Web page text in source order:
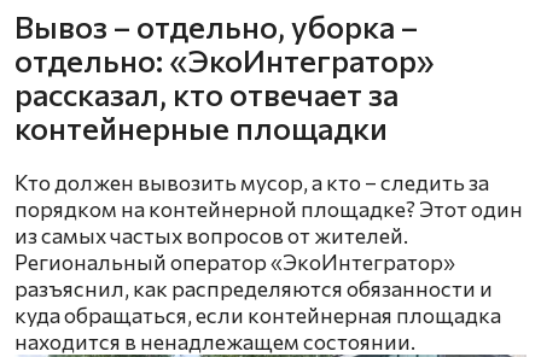
Вывоз – отдельно, уборка –
отдельно: «ЭкоИнтегратор»
рассказал, кто отвечает за
контейнерные площадки
Кто должен вывозить мусор, а кто – следить за
порядком на контейнерной площадке? Этот один
из самых частых вопросов от жителей.
Региональный оператор «ЭкоИнтегратор»
разъяснил, как распределяются обязанности и
куда обращаться, если контейнерная площадка
находится в ненадлежащем состоянии.